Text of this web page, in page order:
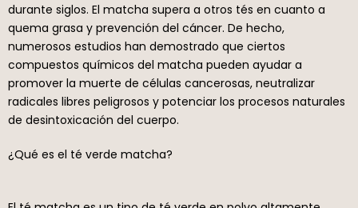
durante siglos. El matcha supera a otros tés en cuanto a
quema grasa y prevención del cáncer. De hecho,
numerosos estudios han demostrado que ciertos
compuestos químicos del matcha pueden ayudar a
promover la muerte de células cancerosas, neutralizar
radicales libres peligrosos y potenciar los procesos naturales
de desintoxicación del cuerpo.
¿Qué es el té verde matcha?